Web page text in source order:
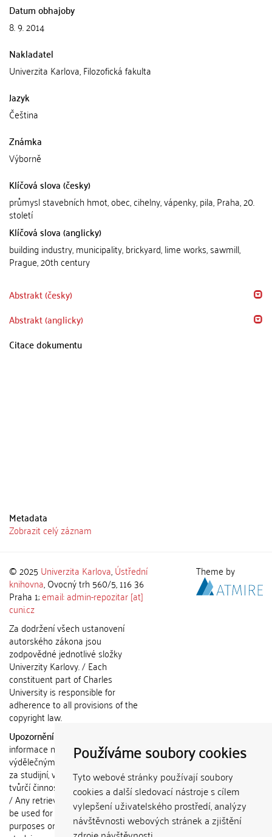
Používáme soubory cookies
Tyto webové stránky používají soubory
cookies a další sledovací nástroje s cílem
vylepšení uživatelského prostředí, analýzy
návštěvnosti webových stránek a zjištění
Datum obhajoby
8. 9. 2014
Nakladatel
Univerzita Karlova, Filozofická fakulta
Jazyk
Čeština
Známka
Výborně
Klíčová slova (česky)
průmysl stavebních hmot, obec, cihelny, vápenky, pila, Praha, 20.
století
Klíčová slova (anglicky)
building industry, municipality, brickyard, lime works, sawmill,
Prague, 20th century
Abstrakt (česky)
Abstrakt (anglicky)
Citace dokumentu
Metadata
Zobrazit celý záznam
© 2025 Univerzita Karlova,Ústřední
knihovna, Ovocný trh 560/5, 116 36
Praha 1;email: admin-repozitar [at]
cuni.cz
Za dodržení všech ustanovení
autorského zákona jsou
zodpovědné jednotlivé složky
Univerzity Karlovy. / Each
constituent part of Charles
University is responsible for
adherence to all provisions of the
copyright law.
Upozornění / Notice:
informace nemohou být použity k
výdělečným účelům nebo vydávány
za studijní, vědeckou nebo jinou
tvůrčí činnost jiné osoby než autora.
/ Any retrieved information shall not
be used for any commercial
purposes or claimed as results of
Theme by